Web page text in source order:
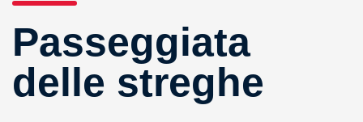
Passeggiata
delle streghe